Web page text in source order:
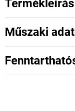
Termékleírás
Műszaki